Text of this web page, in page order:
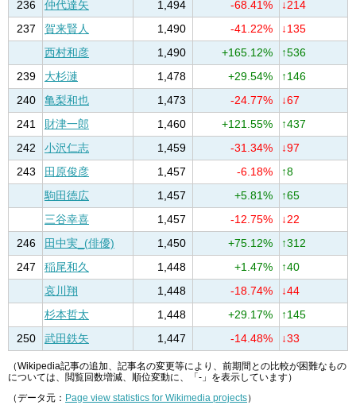
236 仲代達矢 1,494 -68.41%
↓214
237
賀来賢人 1,490 -41.22%
↓135
西村和彦
1,490 +165.12%
↑536
239
大杉漣 1,478 +29.54%
↑146
240
亀梨和也 1,473 -24.77%
↓67
241
財津一郎 1,460 +121.55%
↑437
242
小沢仁志 1,459 -31.34%
↓97
243
田原俊彦 1,457 -6.18%
↑8
駒田徳広
1,457 +5.81%
↑65
三谷幸喜
1,457 -12.75%
↓22
246
田中実_(俳優) 1,450 +75.12%
↑312
247
稲尾和久 1,448 +1.47%
↑40
哀川翔
1,448 -18.74%
↓44
杉本哲太
1,448 +29.17%
↑145
250
武田鉄矢 1,447 -14.48% ↓33
（Wikipedia記事の追加、記事名の変更等により、前期間との比較が困難なもの
については、閲覧回数増減、順位変動に、「-」を表示しています）
（データ元： Page view statistics for Wikimedia projects）